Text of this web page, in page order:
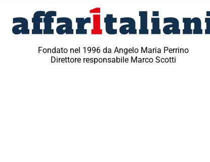
Fondato nel 1996 da Angelo Maria Perrino
Direttore responsabile Marco Scotti